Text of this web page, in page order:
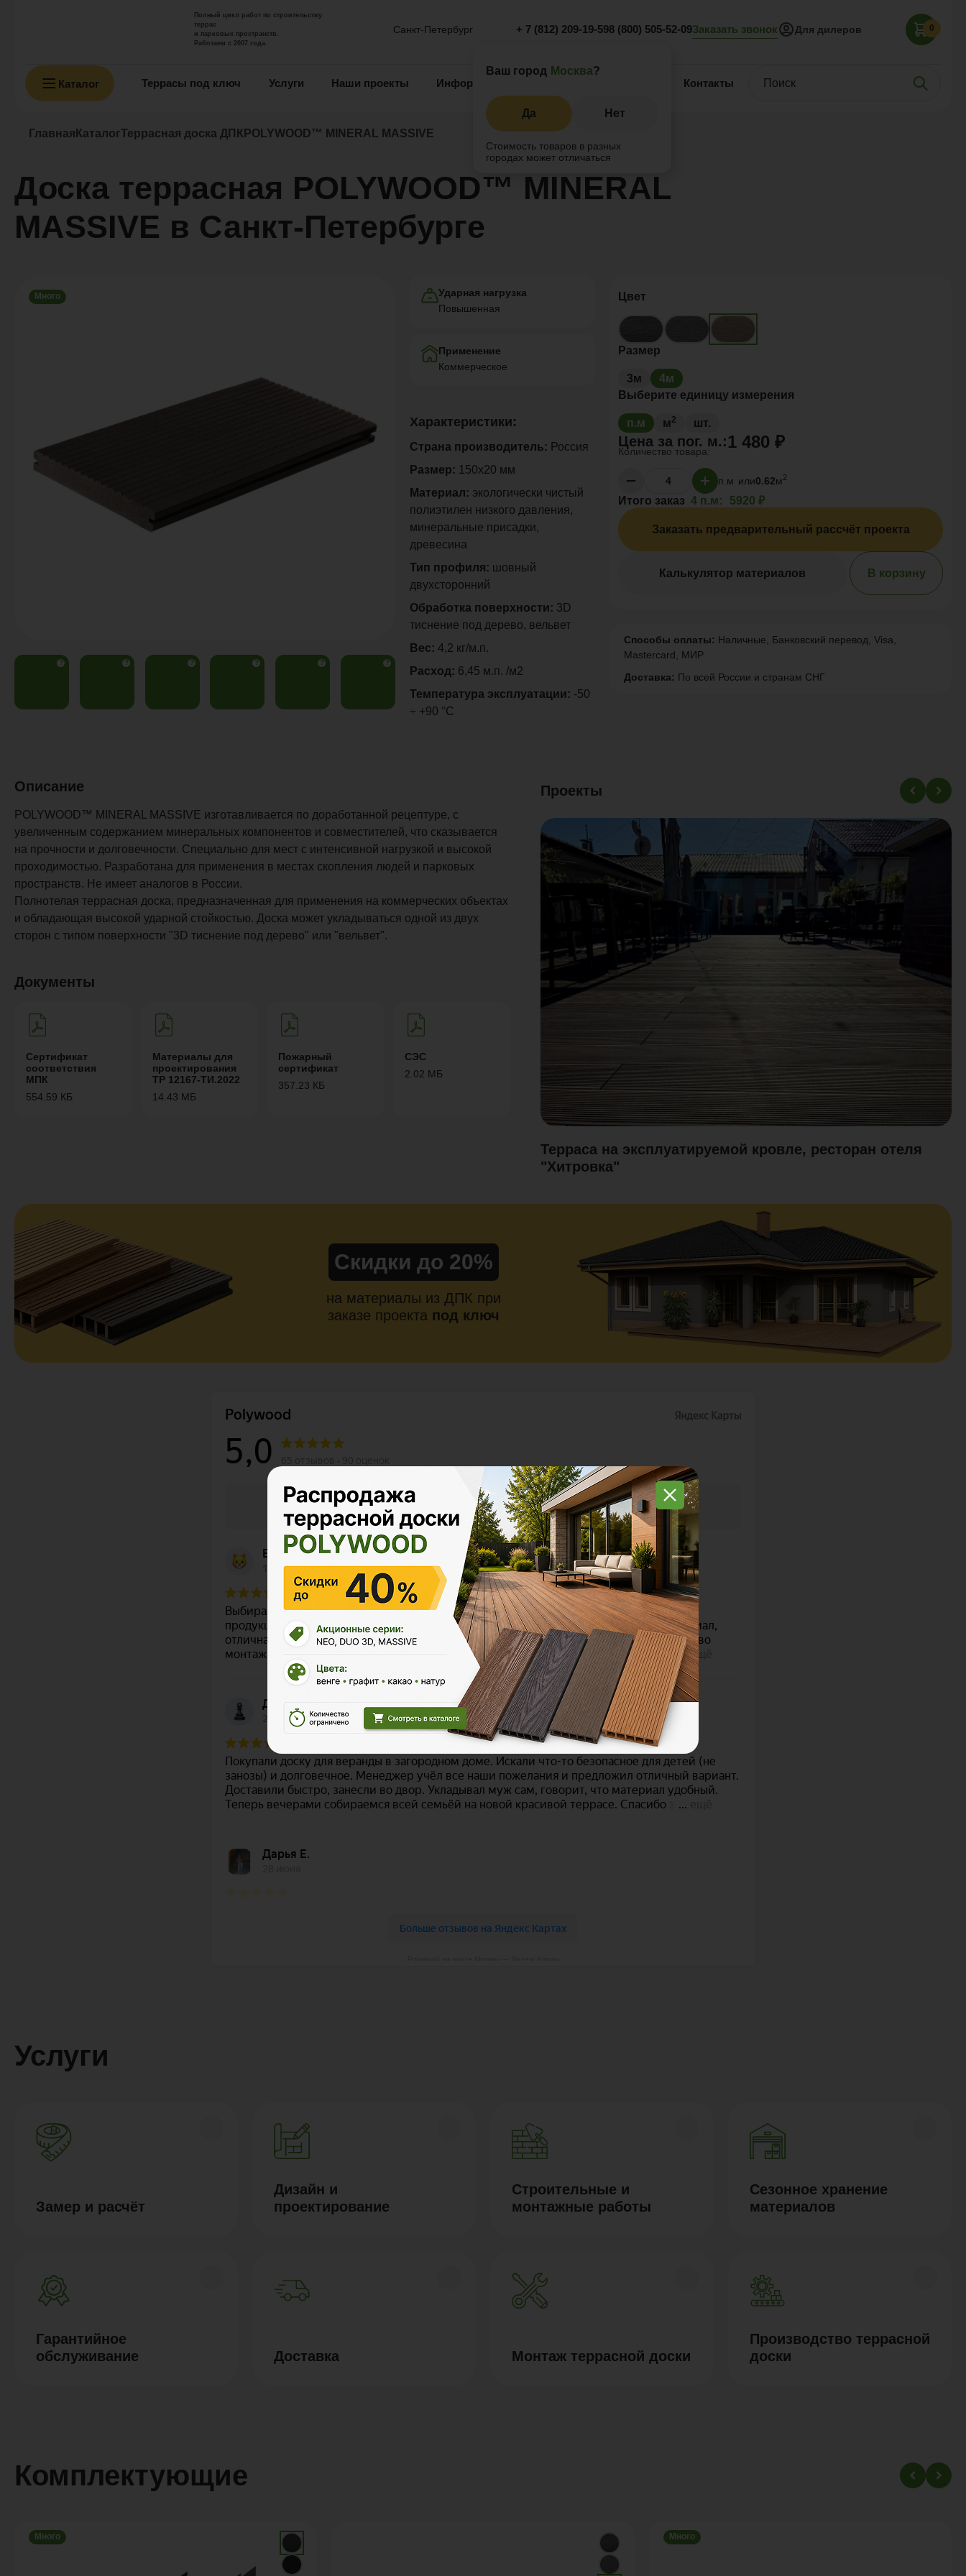
Полный цикл работ по строительству
террас
и парковых пространств.
Работаем с 2007 года.
Санкт-Петербург
Ваш город Москва?
Да Нет
Стоимость товаров в разных
городах может отличаться
+ 7 (812) 209-19-598 (800) 505-52-09Заказать звонок Для дилеров 0
Каталог Террасы под ключ Услуги Наши проекты Информация Контакты
Главная КаталогТеррасная доска ДПК POLYWOOD™ MINERAL MASSIVE
Доска террасная POLYWOOD™ MINERAL
MASSIVE в Санкт-Петербурге
Много
? ? ? ? ? ?
Цвет
Размер
3м
4м
Выберите единицу измерения
п.м м2 шт.
Цена за пог. м.:1 480 ₽
Количество товара:
п.м или0.62м2
Итого заказ 4 п.м: 5920 ₽
Заказать предварительный рассчёт проекта
Калькулятор материалов В корзину
Способы оплаты: Наличные, Банковский перевод, Visa,
Mastercard, МИР
Доставка: По всей России и странам СНГ
Ударная нагрузка
Повышенная
Применение
Коммерческое
Характеристики:
Страна производитель: Россия
Размер: 150х20 мм
Материал: экологически чистый
полиэтилен низкого давления,
минеральные присадки,
древесина
Тип профиля: шовный
двухсторонний
Обработка поверхности: 3D
тиснение под дерево, вельвет
Вес: 4,2 кг/м.п.
Расход: 6,45 м.п. /м2
Температура эксплуатации: -50
÷ +90 °C
Описание
POLYWOOD™ MINERAL MASSIVE изготавливается по доработанной рецептуре, с
увеличенным содержанием минеральных компонентов и совместителей, что сказывается
на прочности и долговечности. Специально для мест с интенсивной нагрузкой и высокой
проходимостью. Разработана для применения в местах скопления людей и парковых
пространств. Не имеет аналогов в России.
Полнотелая террасная доска, предназначенная для применения на коммерческих объектах
и обладающая высокой ударной стойкостью. Доска может укладываться одной из двух
сторон с типом поверхности "3D тиснение под дерево" или "вельвет".
Документы
Сертификат
соответствия
МПК
554.59 КБ
Материалы для
проектирования
ТР 12167-ТИ.2022
14.43 МБ
Пожарный
сертификат
357.23 КБ
СЭС
2.02 МБ
Проекты
Терраса на эксплуатируемой кровле, ресторан отеля
"Хитровка"
Скидки до 20%
на материалы из ДПК при
заказе проекта под ключ
Услуги
Замер и расчёт
Дизайн и
проектирование
Строительные и
монтажные работы
Сезонное хранение
материалов
Гарантийное
обслуживание
Доставка Монтаж террасной доски
Производство террасной
доски
Комплектующие
Много Много